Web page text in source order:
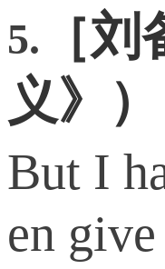
5.
［
义》）
But I
en